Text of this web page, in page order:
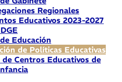
Regionales
Educativos 2023-2027
Educación
de Políticas Educativas
de Centros Educativos de